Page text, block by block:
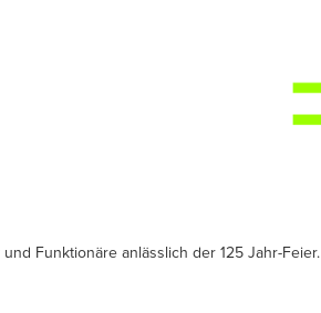
Funktionäre anlässlich der 125 Jahr-Feier.